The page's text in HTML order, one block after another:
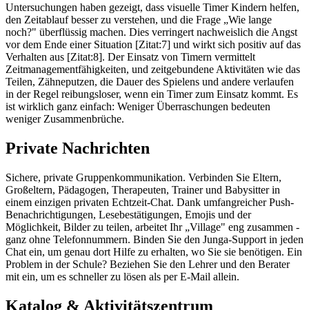
Untersuchungen haben gezeigt, dass visuelle Timer Kindern helfen,
den Zeitablauf besser zu verstehen, und die Frage „Wie lange
noch?" überflüssig machen. Dies verringert nachweislich die Angst
vor dem Ende einer Situation [Zitat:7] und wirkt sich positiv auf das
Verhalten aus [Zitat:8]. Der Einsatz von Timern vermittelt
Zeitmanagementfähigkeiten, und zeitgebundene Aktivitäten wie das
Teilen, Zähneputzen, die Dauer des Spielens und andere verlaufen
in der Regel reibungsloser, wenn ein Timer zum Einsatz kommt. Es
ist wirklich ganz einfach: Weniger Überraschungen bedeuten
weniger Zusammenbrüche.
Private Nachrichten
Sichere, private Gruppenkommunikation. Verbinden Sie Eltern,
Großeltern, Pädagogen, Therapeuten, Trainer und Babysitter in
einem einzigen privaten Echtzeit-Chat. Dank umfangreicher Push-
Benachrichtigungen, Lesebestätigungen, Emojis und der
Möglichkeit, Bilder zu teilen, arbeitet Ihr „Village" eng zusammen -
ganz ohne Telefonnummern. Binden Sie den Junga-Support in jeden
Chat ein, um genau dort Hilfe zu erhalten, wo Sie sie benötigen. Ein
Problem in der Schule? Beziehen Sie den Lehrer und den Berater
mit ein, um es schneller zu lösen als per E-Mail allein.
Katalog & Aktivitätszentrum